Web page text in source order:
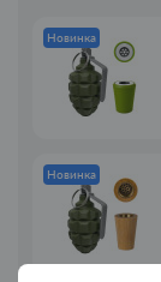
Новинка
Новинка